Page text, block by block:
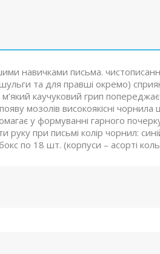
навичками письма. чистописання
шульги та для правші окремо)
каучуковий грип
мозолів високоякісні
у формуванні гарного
руку при письмі колір чорнил:
по 18 шт. (корпуси – асорті